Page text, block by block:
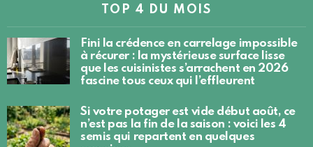
TOP 4 DU MOIS
Fini la crédence en carrelage impossible
à récurer : la mystérieuse surface lisse
que les cuisinistes s’arrachent en 2026
fascine tous ceux qui l’effleurent
Si votre potager est vide début août, ce
n’est pas la fin de la saison : voici les 4
semis qui repartent en quelques